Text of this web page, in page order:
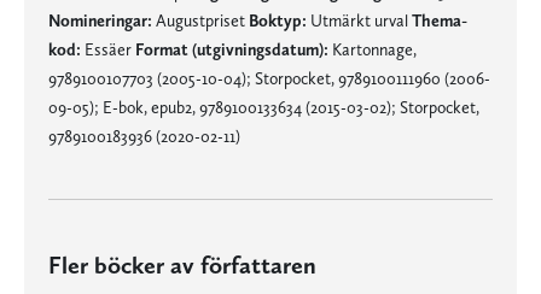
Nomineringar: Augustpriset Boktyp: Utmärkt urvalThema-
kod: Essäer Format (utgivningsdatum): Kartonnage,
9789100107703 (2005-10-04); Storpocket, 9789100111960 (2006-
09-05); E-bok, epub2, 9789100133634 (2015-03-02); Storpocket,
9789100183936 (2020-02-11)
Fler böcker av författaren